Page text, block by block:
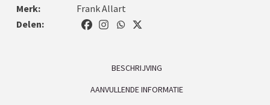
Merk:
Frank Allart
Delen:
BESCHRIJVING
AANVULLENDE INFORMATIE